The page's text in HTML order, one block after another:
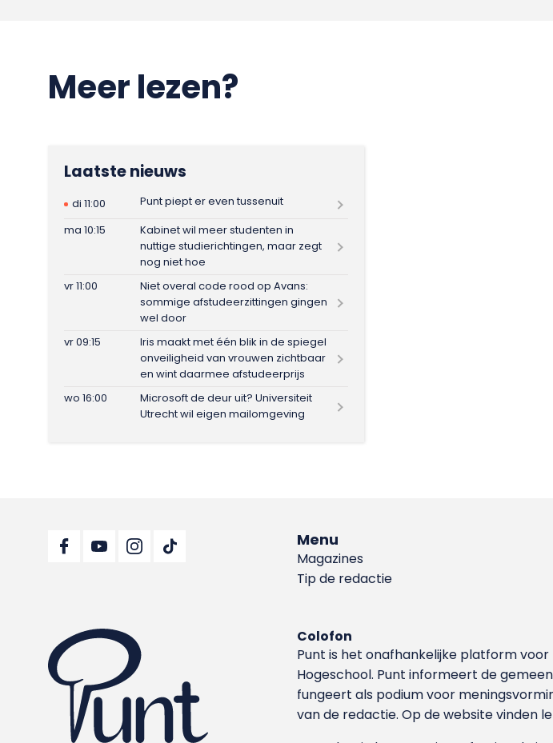
Meer lezen?
Laatste nieuws
di 11:00
Punt piept er even tussenuit
ma 10:15
Kabinet wil meer studenten in
nuttige studierichtingen, maar zegt
nog niet hoe
vr 11:00
Niet overal code rood op Avans:
sommige afstudeerzittingen gingen
wel door
vr 09:15
Iris maakt met één blik in de spiegel
onveiligheid van vrouwen zichtbaar
en wint daarmee afstudeerprijs
wo 16:00
Microsoft de deur uit? Universiteit
Utrecht wil eigen mailomgeving
Menu
Magazines
Tip de redactie
Colofon
Punt is het onafhankelijke platform
Hoge­school. Punt informeert de
fungeert als podium voor
van de redactie. Op de website vinden